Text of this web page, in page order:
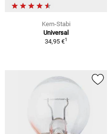
Kern-Stabi
Universal
34,95 €1